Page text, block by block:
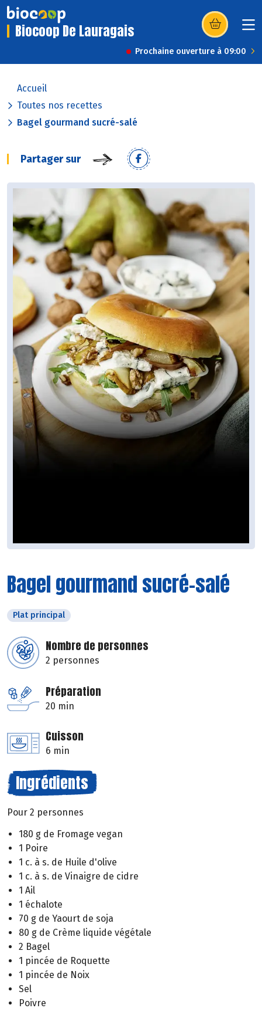
Biocoop De Lauragais (s’ouvre dans
Prochaine ouverture à 09:00
Accueil
Toutes nos recettes
Bagel gourmand sucré-salé
Partager sur
Bagel gourmand sucré-salé
Plat principal
Nombre de personnes
2 personnes
Préparation
20 min
Cuisson
6 min
Ingrédients
Pour 2 personnes
180 g de Fromage vegan
1 Poire
1 c. à s. de Huile d'olive
1 c. à s. de Vinaigre de cidre
1 Ail
1 échalote
70 g de Yaourt de soja
80 g de Crème liquide végétale
2 Bagel
1 pincée de Roquette
1 pincée de Noix
Sel
Poivre